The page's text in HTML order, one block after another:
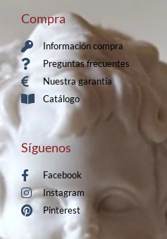
Compra
Información compra
Preguntas frecuentes
Nuestra garantía
Catálogo
Síguenos
Facebook
Instagram
Pinterest